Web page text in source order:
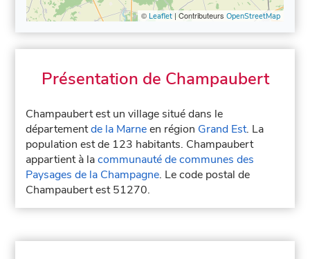
© Leaflet| Contributeurs OpenStreetMap
Présentation de Champaubert
Champaubert est un village situé dans le
départementde la Marneen région Grand Est. La
population est de 123 habitants. Champaubert
appartient à lacommunauté de communes des
Paysages de la Champagne. Le code postal de
Champaubert est 51270.